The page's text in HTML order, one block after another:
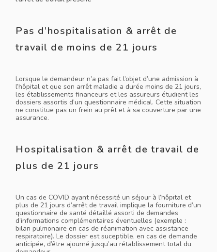
Pas d’hospitalisation & arrêt de
travail de moins de 21 jours
Lorsque le demandeur n’a pas fait l’objet d’une admission à
l’hôpital et que son arrêt maladie a durée moins de 21 jours,
les établissements financeurs et les assureurs étudient les
dossiers assortis d’un questionnaire médical. Cette situation
ne constitue pas un frein au prêt et à sa couverture par une
assurance.
Hospitalisation & arrêt de travail de
plus de 21 jours
Un cas de COVID ayant nécessité un séjour à l’hôpital et
plus de 21 jours d’arrêt de travail implique la fourniture d’un
questionnaire de santé détaillé assorti de demandes
d’informations complémentaires éventuelles (exemple :
bilan pulmonaire en cas de réanimation avec assistance
respiratoire). Le dossier est suceptible, en cas de demande
anticipée, d’être ajourné jusqu’au rétablissement total du